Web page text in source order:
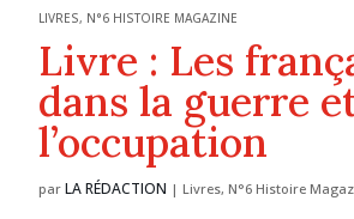
LIVRES, N°6 HISTOIRE MAGAZINE
Livre : Les
dans la guerre
l’occupation
parLA RÉDACTION | Livres, N°6 Histoire